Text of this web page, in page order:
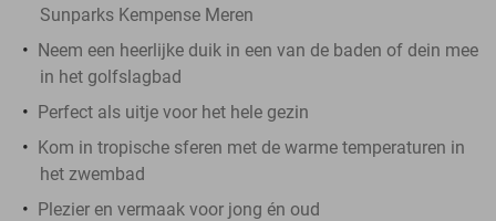
Sunparks Kempense Meren
Neem een heerlijke duik in een van de baden of dein mee
in het golfslagbad
Perfect als uitje voor het hele gezin
Kom in tropische sferen met de warme temperaturen in
het zwembad
Plezier en vermaak voor jong én oud